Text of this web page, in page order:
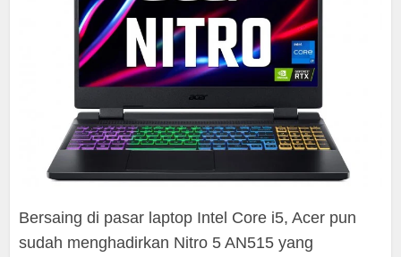
Bersaing di pasar laptop Intel Core i5, Acer pun
sudah menghadirkan Nitro 5 AN515 yang